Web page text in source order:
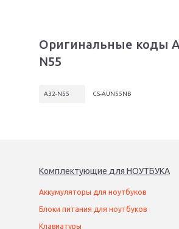
Оригинальные коды
N55
A32-N55 CS-AUN55NB
Комплектующие для НОУТБУКА
Аккумуляторы для ноутбуков
Блоки питания для ноутбуков
Клавиатуры